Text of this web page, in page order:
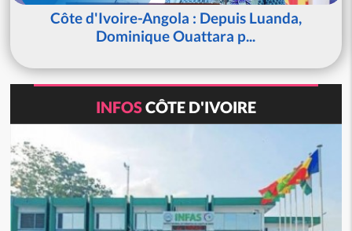
Côte d'Ivoire-Angola : Depuis Luanda,
Dominique Ouattara p...
INFOSCÔTE D'IVOIRE